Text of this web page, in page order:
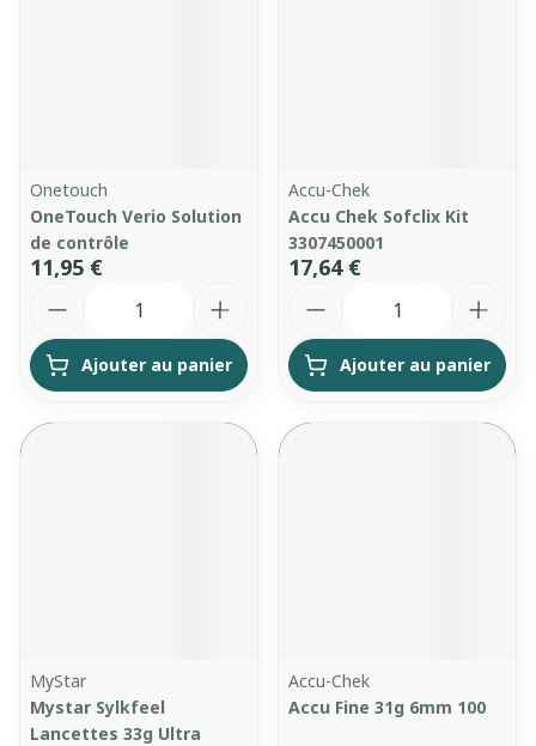
Onetouch
OneTouch Verio Solution
de contrôle
11,95 €
Ajouter au panier
Accu-Chek
Accu Chek Sofclix Kit
3307450001
17,64 €
Ajouter au panier
MyStar
Mystar Sylkfeel
Lancettes 33g Ultra
Accu-Chek
Accu Fine 31g 6mm 100